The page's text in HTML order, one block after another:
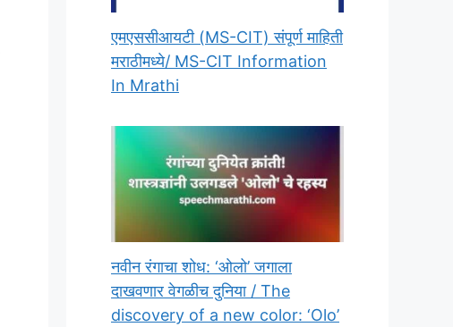
एमएससीआयटी (MS-CIT) संपूर्ण माहिती
मराठीमध्ये/ MS-CIT Information
In Mrathi
नवीन रंगाचा शोध: ‘ओलो’ जगाला
दाखवणार वेगळीच दुनिया / The
discovery of a new color: ‘Olo’